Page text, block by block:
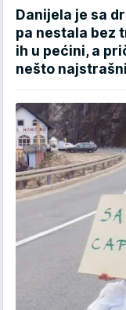
Danijela je sa
pa nestala bez
ih u pećini, a
nešto